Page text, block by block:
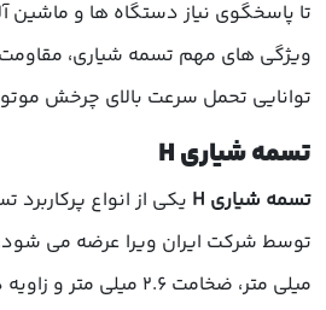
تا پاسخگوی نیاز دستگاه ها و ماشین
ویژگی های مهم تسمه شیاری، مقاومت
توانایی تحمل سرعت بالای چرخش
تسمه شیاری H
تسمه شیاری H
یکی از انواع